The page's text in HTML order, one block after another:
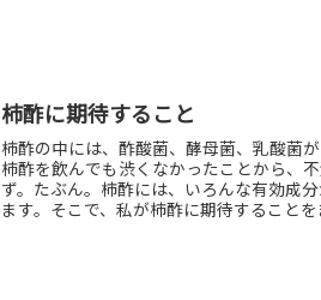
柿酢に期待すること
柿酢の中には、酢酸菌、酵母菌、乳酸菌
柿酢を飲んでも渋くなかったことから、
ず。たぶん。柿酢には、いろんな有効成
ます。そこで、私が柿酢に期待すること